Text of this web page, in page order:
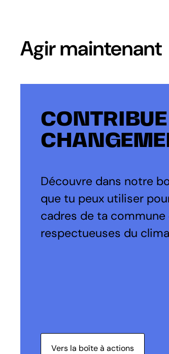
Agir maintenant
Découvre dans notre
que tu peux utiliser
cadres de ta
respectueuses du
Vers la boîte à actions